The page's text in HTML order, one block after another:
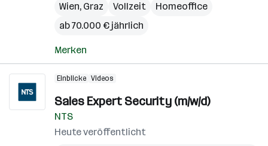
Wien, Graz Vollzeit
Homeoffice
ab 70.000 € jährlich
Merken
Einblicke Videos
Sales Expert Security (m/w/d)
NTS
Heute veröffentlicht